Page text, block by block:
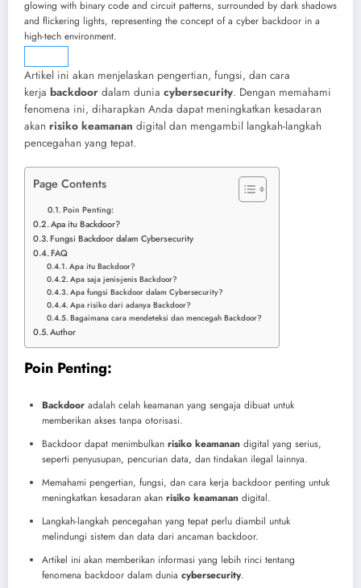
glowing with binary code and circuit patterns, surrounded by dark shadows
and flickering lights, representing the concept of a cyber backdoor in a
high-tech environment.
Artikel ini akan menjelaskan pengertian, fungsi, dan cara
kerja backdoor dalam dunia cybersecurity. Dengan memahami
fenomena ini, diharapkan Anda dapat meningkatkan kesadaran
akan risiko keamanan digital dan mengambil langkah-langkah
pencegahan yang tepat.
Page Contents
Poin Penting:
Apa itu Backdoor?
Fungsi Backdoor dalam Cybersecurity
FAQ
Apa itu Backdoor?
Apa saja jenis-jenis Backdoor?
Apa fungsi Backdoor dalam Cybersecurity?
Apa risiko dari adanya Backdoor?
Bagaimana cara mendeteksi dan mencegah Backdoor?
Author
Poin Penting:
Backdoor adalah celah keamanan yang sengaja dibuat untuk
memberikan akses tanpa otorisasi.
Backdoor dapat menimbulkan risiko keamanan digital yang serius,
seperti penyusupan, pencurian data, dan tindakan ilegal lainnya.
Memahami pengertian, fungsi, dan cara kerja backdoor penting untuk
meningkatkan kesadaran akan risiko keamanan digital.
Langkah-langkah pencegahan yang tepat perlu diambil untuk
melindungi sistem dan data dari ancaman backdoor.
Artikel ini akan memberikan informasi yang lebih rinci tentang
fenomena backdoor dalam dunia cybersecurity.